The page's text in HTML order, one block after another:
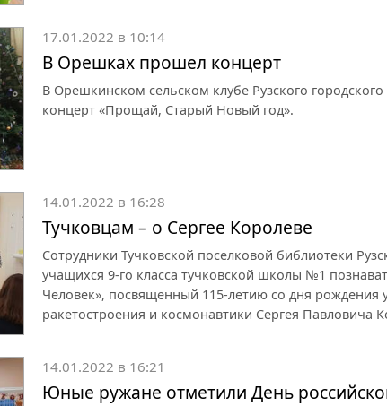
17.01.2022 в 10:14
В Орешках прошел концерт
В Орешкинском сельском клубе Рузского
концерт «Прощай, Старый Новый год».
14.01.2022 в 16:28
Тучковцам – о Сергее Королеве
Сотрудники Тучковской поселковой библиотеки
учащихся 9-го класса тучковской школы №1
Человек», посвященный 115-летию со дня рождения
ракетостроения и космонавтики Сергея Павловича
14.01.2022 в 16:21
Юные ружане отметили День